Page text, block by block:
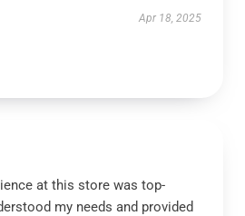
Apr 18, 2025
at this store was top-
my needs and provided